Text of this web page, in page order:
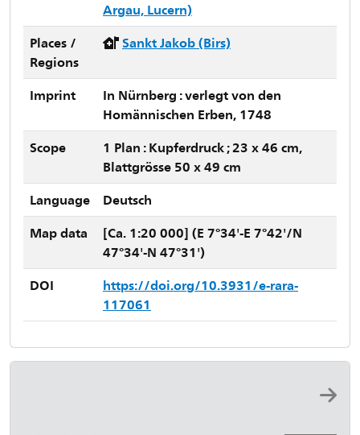
Argau, Lucern)
Places /
Regions
Sankt Jakob (Birs)
Imprint
In Nürnberg : verlegt von den
Homännischen Erben, 1748
Scope
1 Plan : Kupferdruck ; 23 x 46 cm,
Blattgrösse 50 x 49 cm
Language
Deutsch
Map data
[Ca. 1:20 000] (E 7°34'-E 7°42'/N
47°34'-N 47°31')
DOI
https://doi.org/10.3931/e-rara-
117061